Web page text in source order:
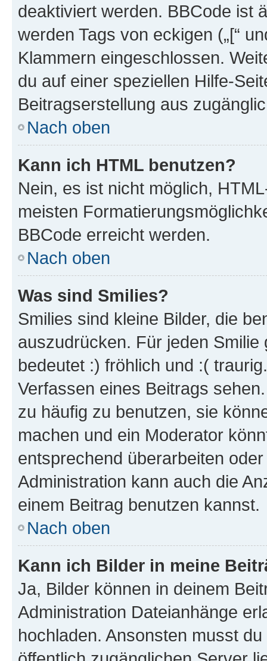
deaktiviert werden. BBCode ist
werden Tags von eckigen („[“
Klammern eingeschlossen.
du auf einer speziellen Hilfe-
Beitragserstellung aus
Nach oben
Kann ich HTML benutzen?
Nein, es ist nicht möglich,
meisten
BBCode erreicht werden.
Nach oben
Was sind Smilies?
Smilies sind kleine Bilder, die
auszudrücken. Für jeden
bedeutet :) fröhlich und :(
Verfassen eines Beitrags
zu häufig zu benutzen, sie
machen und ein Moderator
entsprechend überarbeiten
Administration kann auch die
einem Beitrag benutzen kannst.
Nach oben
Kann ich Bilder in meine
Ja, Bilder können in deinem
Administration Dateianhänge
hochladen. Ansonsten musst